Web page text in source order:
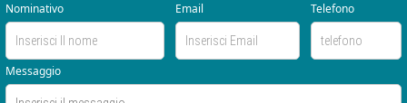
Nominativo Email Telefono
Messaggio